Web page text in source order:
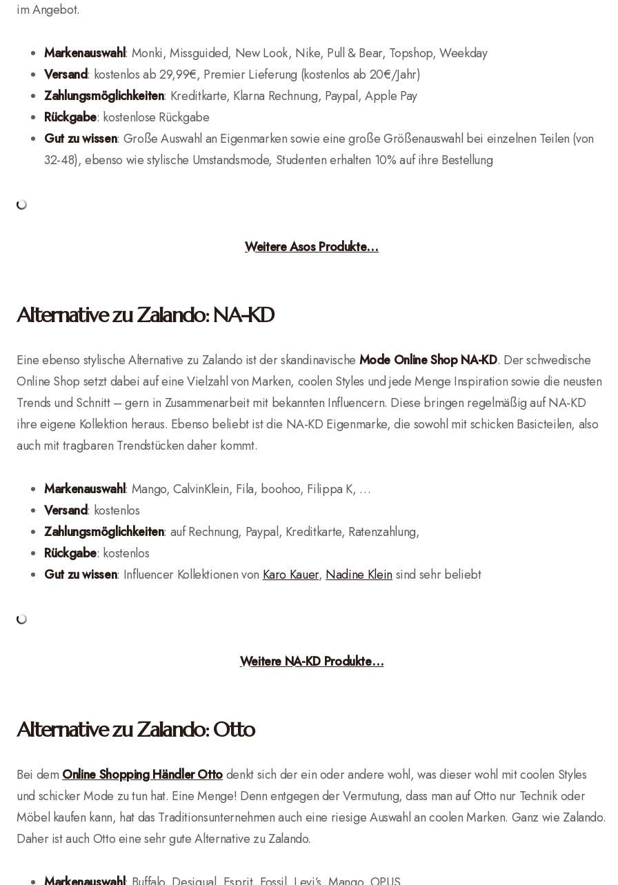
im Angebot.
Markenauswahl: Monki, Missguided, New Look, Nike, Pull & Bear, Topshop, Weekday
Versand: kostenlos ab 29,99€, Premier Lieferung (kostenlos ab 20€/Jahr)
Zahlungsmöglichkeiten: Kreditkarte, Klarna Rechnung, Paypal, Apple Pay
Rückgabe: kostenlose Rückgabe
Gut zu wissen: Große Auswahl an Eigenmarken sowie eine große Größenauswahl bei einzelnen Teilen (von
32-48), ebenso wie stylische Umstandsmode, Studenten erhalten 10% auf ihre Bestellung
Weitere Asos Produkte…
Alternative zu Zalando: NA-KD
Eine ebenso stylische Alternative zu Zalando ist der skandinavische Mode Online Shop NA-KD. Der schwedische
Online Shop setzt dabei auf eine Vielzahl von Marken, coolen Styles und jede Menge Inspiration sowie die neusten
Trends und Schnitt – gern in Zusammenarbeit mit bekannten Influencern. Diese bringen regelmäßig auf NA-KD
ihre eigene Kollektion heraus. Ebenso beliebt ist die NA-KD Eigenmarke, die sowohl mit schicken Basicteilen, also
auch mit tragbaren Trendstücken daher kommt.
Markenauswahl: Mango, CalvinKlein, Fila, boohoo, Filippa K, …
Versand: kostenlos
Zahlungsmöglichkeiten: auf Rechnung, Paypal, Kreditkarte, Ratenzahlung,
Rückgabe: kostenlos
Gut zu wissen: Influencer Kollektionen von Karo Kauer, Nadine Kleinsind sehr beliebt
Weitere NA-KD Produkte…
Alternative zu Zalando: Otto
Bei dem Online Shopping Händler Ottodenkt sich der ein oder andere wohl, was dieser wohl mit coolen Styles
und schicker Mode zu tun hat. Eine Menge! Denn entgegen der Vermutung, dass man auf Otto nur Technik oder
Möbel kaufen kann, hat das Traditionsunternehmen auch eine riesige Auswahl an coolen Marken. Ganz wie Zalando.
Daher ist auch Otto eine sehr gute Alternative zu Zalando.